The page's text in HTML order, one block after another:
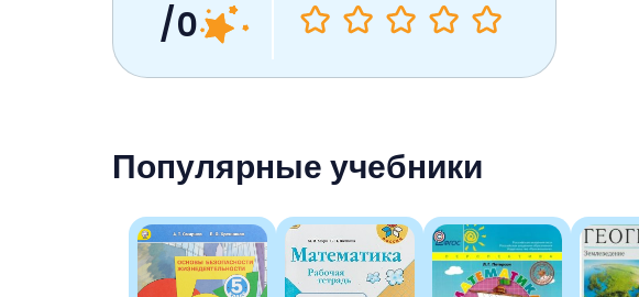
Популярные учебники
/0